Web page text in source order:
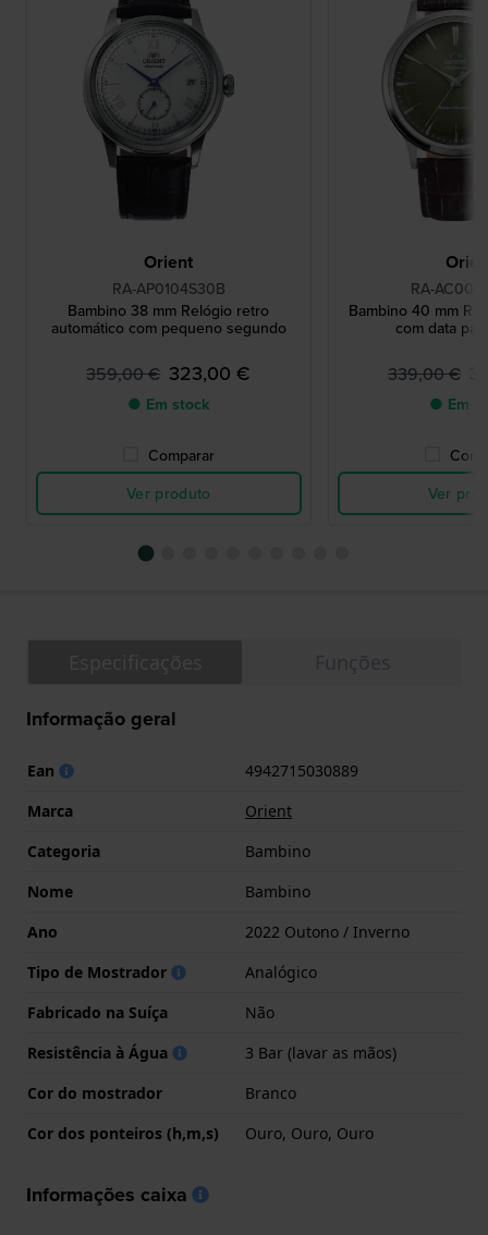
Orient
RA-AP0104S30B
Bambino 38 mm Relógio retro
automático com pequeno segundo
359,00 € 323,00 €
● Em stock
Comparar
Ver produto
RA-
Bambino 40 mm
com data
339,00 €
● Em
Ver
Informação geral
Ean
4942715030889
Marca
Orient
Categoria
Bambino
Nome
Bambino
Ano
2022 Outono / Inverno
Tipo de Mostrador
Analógico
Fabricado na Suíça
Não
Resistência à Água
3 Bar (lavar as mãos)
Cor do mostrador
Branco
Cor dos ponteiros (h,m,s)
Ouro, Ouro, Ouro
Informações caixa